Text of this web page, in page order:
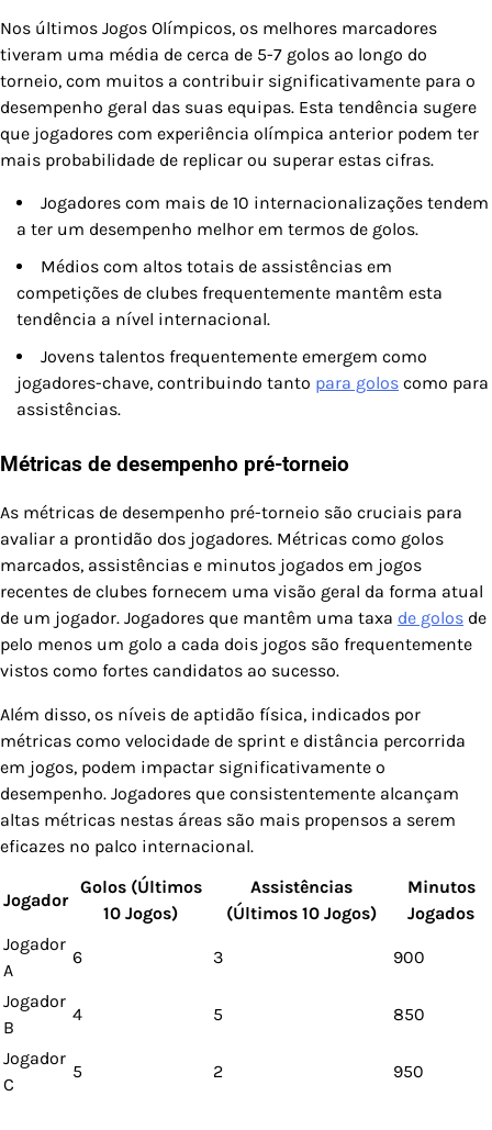
Nos últimos Jogos Olímpicos, os melhores marcadores
tiveram uma média de cerca de 5-7 golos ao longo do
torneio, com muitos a contribuir significativamente para o
desempenho geral das suas equipas. Esta tendência sugere
que jogadores com experiência olímpica anterior podem ter
mais probabilidade de replicar ou superar estas cifras.
Jogadores com mais de 10 internacionalizações tendem
a ter um desempenho melhor em termos de golos.
Médios com altos totais de assistências em
competições de clubes frequentemente mantêm esta
tendência a nível internacional.
Jovens talentos frequentemente emergem como
jogadores-chave, contribuindo tanto para golos como para
assistências.
Métricas de desempenho pré-torneio
As métricas de desempenho pré-torneio são cruciais para
avaliar a prontidão dos jogadores. Métricas como golos
marcados, assistências e minutos jogados em jogos
recentes de clubes fornecem uma visão geral da forma atual
de um jogador. Jogadores que mantêm uma taxa de golos de
pelo menos um golo a cada dois jogos são frequentemente
vistos como fortes candidatos ao sucesso.
Além disso, os níveis de aptidão física, indicados por
métricas como velocidade de sprint e distância percorrida
em jogos, podem impactar significativamente o
desempenho. Jogadores que consistentemente alcançam
altas métricas nestas áreas são mais propensos a serem
eficazes no palco internacional.
Jogador
Golos (Últimos
10 Jogos)
Assistências
(Últimos 10 Jogos)
Minutos
Jogados
Jogador
A
6 3 900
Jogador
B
4 5 850
Jogador
C
5 2 950